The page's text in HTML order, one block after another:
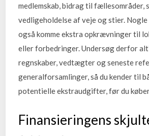
medlemskab, bidrag til fællesområder,
vedligeholdelse af veje og stier. Nogle
også komme ekstra opkrævninger til
eller forbedringer. Undersøg derfor
regnskaber, vedtægter og seneste
generalforsamlinger, så du kender til
potentielle ekstraudgifter, før du
Finansieringens